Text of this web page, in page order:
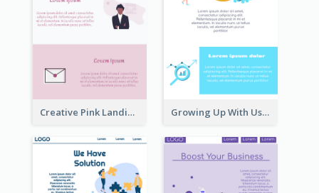
Creative Pink Landing Page Growing Up With Us Landing Page